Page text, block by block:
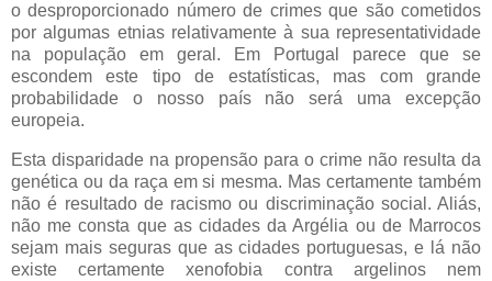
o desproporcionado número de crimes que são cometidos
por algumas etnias relativamente à sua representatividade
na população em geral. Em Portugal parece que se
escondem este tipo de estatísticas, mas com grande
probabilidade o nosso país não será uma excepção
europeia.
Esta disparidade na propensão para o crime não resulta da
genética ou da raça em si mesma. Mas certamente também
não é resultado de racismo ou discriminação social. Aliás,
não me consta que as cidades da Argélia ou de Marrocos
sejam mais seguras que as cidades portuguesas, e lá não
existe certamente xenofobia contra argelinos nem